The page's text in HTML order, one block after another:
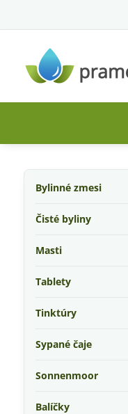
Bylinné zmesi
Čisté byliny
Masti
Tablety
Tinktúry
Sypané čaje
Sonnenmoor
Balíčky